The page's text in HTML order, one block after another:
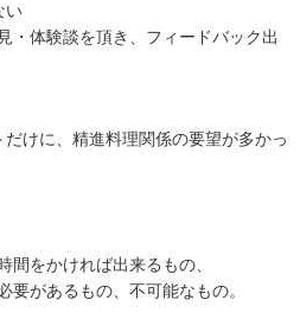
い
験談を頂き、フィードバック出
けに、精進料理関係の要望が多かっ
間をかければ出来るもの、
要があるもの、不可能なもの。